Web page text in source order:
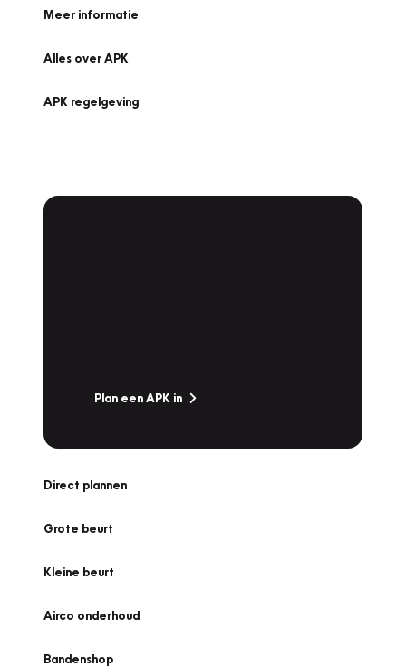
Meer informatie
Alles over APK
APK regelgeving
Plan een APK in
Direct plannen
Grote beurt
Kleine beurt
Airco onderhoud
Bandenshop